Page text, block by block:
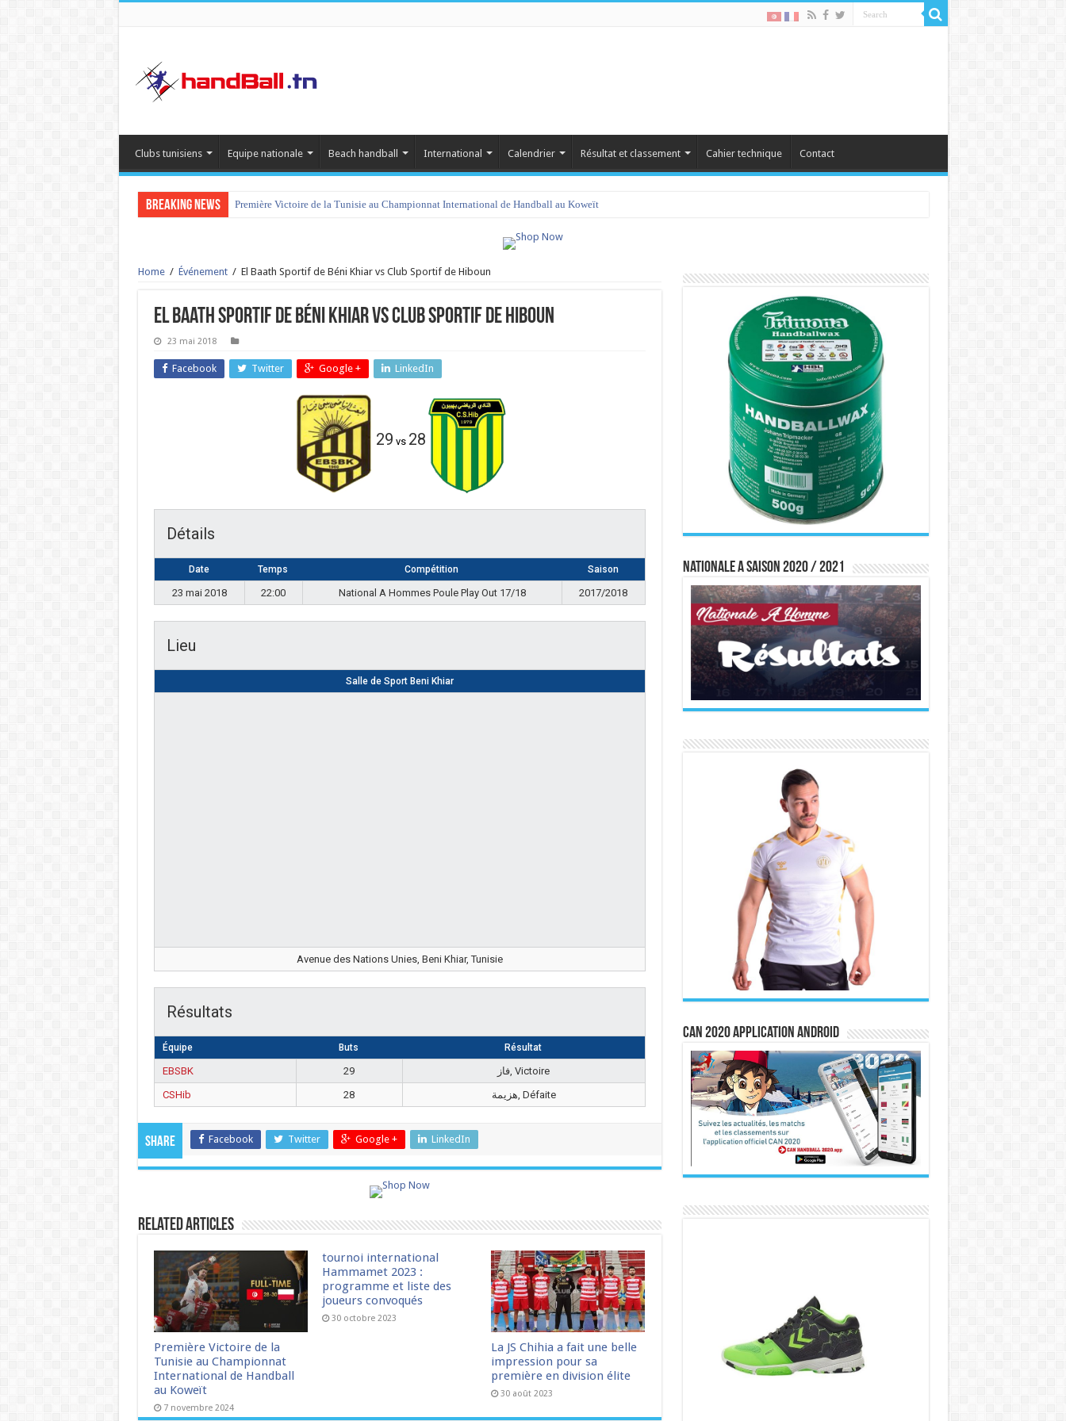
Clubs tunisiens Equipe nationale Beach handball International Calendrier Résultat et classement Cahier technique Contact
Breaking News Première Victoire de la Tunisie au Championnat International de Handball au Koweït
Home / Événement / El Baath Sportif de Béni Khiar vs Club Sportif de Hiboun
El Baath Sportif de Béni Khiar vs Club Sportif de Hiboun
23 mai 2018
Facebook Twitter Google + LinkedIn
29 vs 28
Détails
Date Temps Compétition Saison
23 mai 2018 22:00 National A Hommes Poule Play Out 17/18 2017/2018
Lieu
Salle de Sport Beni Khiar
Avenue des Nations Unies, Beni Khiar, Tunisie
Résultats
Équipe Buts Résultat
EBSBK 29
فاز, Victoire
CSHib
28 هزيمة, Défaite
Share Facebook Twitter Google + LinkedIn
Related Articles
Première Victoire de la
Tunisie au Championnat
International de Handball
au Koweït
7 novembre 2024
tournoi international
Hammamet 2023 :
programme et liste des
joueurs convoqués
30 octobre 2023
La JS Chihia a fait une belle
impression pour sa
première en division élite
30 août 2023
Nationale A saison 2020 / 2021
CAN 2020 Application Android